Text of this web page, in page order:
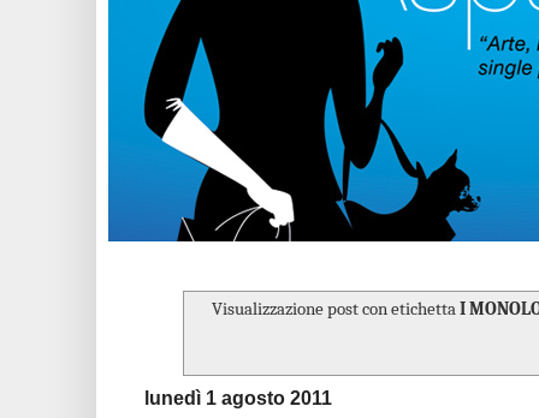
Visualizzazione post con etichettaI
lunedì 1 agosto 2011